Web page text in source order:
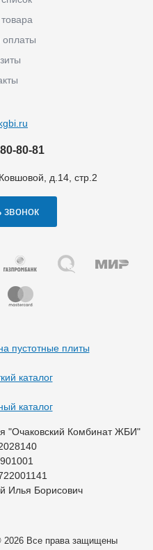
80-81
д.14, стр.2
звонок
пустотные плиты
каталог
каталог
Комбинат ЖБИ"
Илья Борисович
Все права защищены